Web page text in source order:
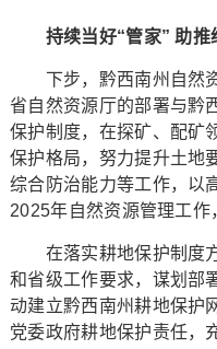
持续当好“管家” 助推
下步，黔西南州自然资
省自然资源厅的部署与黔
保护制度，在探矿、配矿
保护格局，努力提升土地
综合防治能力等工作，以
2025年自然资源管理工作
在落实耕地保护制度方
和省级工作要求，谋划部
动建立黔西南州耕地保护
党委政府耕地保护责任，